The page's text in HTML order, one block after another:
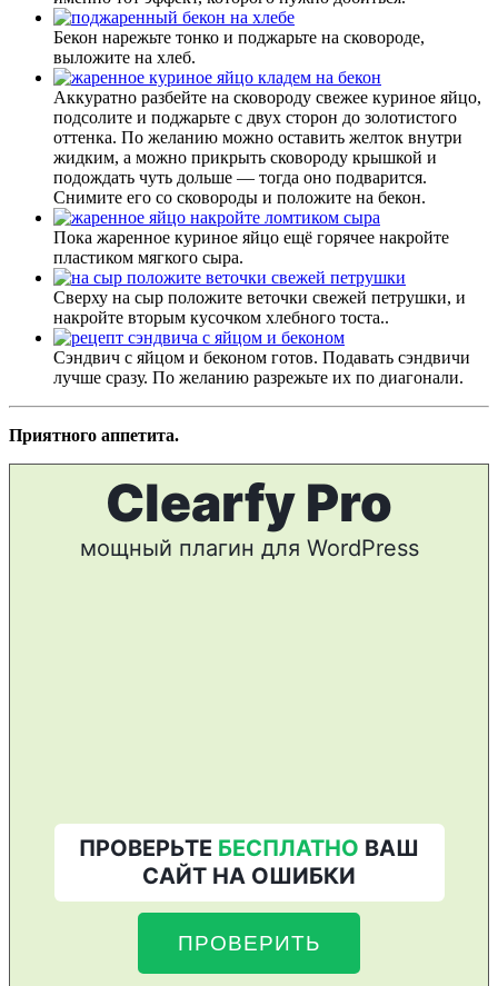
Бекон нарежьте тонко и поджарьте на сковороде,
выложите на хлеб.
Аккуратно разбейте на сковороду свежее куриное яйцо,
подсолите и поджарьте с двух сторон до золотистого
оттенка. По желанию можно оставить желток внутри
жидким, а можно прикрыть сковороду крышкой и
подождать чуть дольше — тогда оно подварится.
Снимите его со сковороды и положите на бекон.
Пока жаренное куриное яйцо ещё горячее накройте
пластиком мягкого сыра.
Сверху на сыр положите веточки свежей петрушки, и
накройте вторым кусочком хлебного тоста..
Сэндвич с яйцом и беконом готов. Подавать сэндвичи
лучше сразу. По желанию разрежьте их по диагонали.
Приятного аппетита.